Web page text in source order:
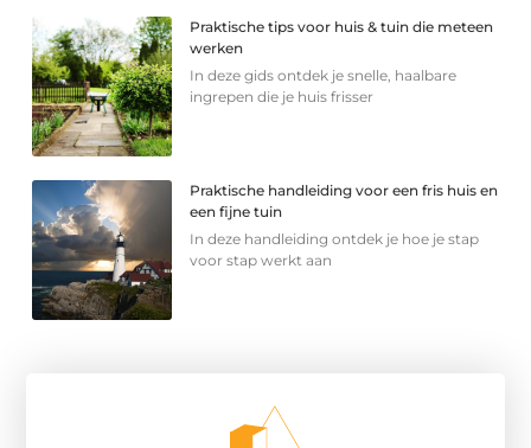
Praktische tips voor huis & tuin die meteen
werken
In deze gids ontdek je snelle, haalbare
ingrepen die je huis frisser
Praktische handleiding voor een fris huis en
een fijne tuin
In deze handleiding ontdek je hoe je stap
voor stap werkt aan